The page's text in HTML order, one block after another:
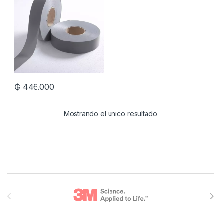
₲ 446.000
Mostrando el único resultado